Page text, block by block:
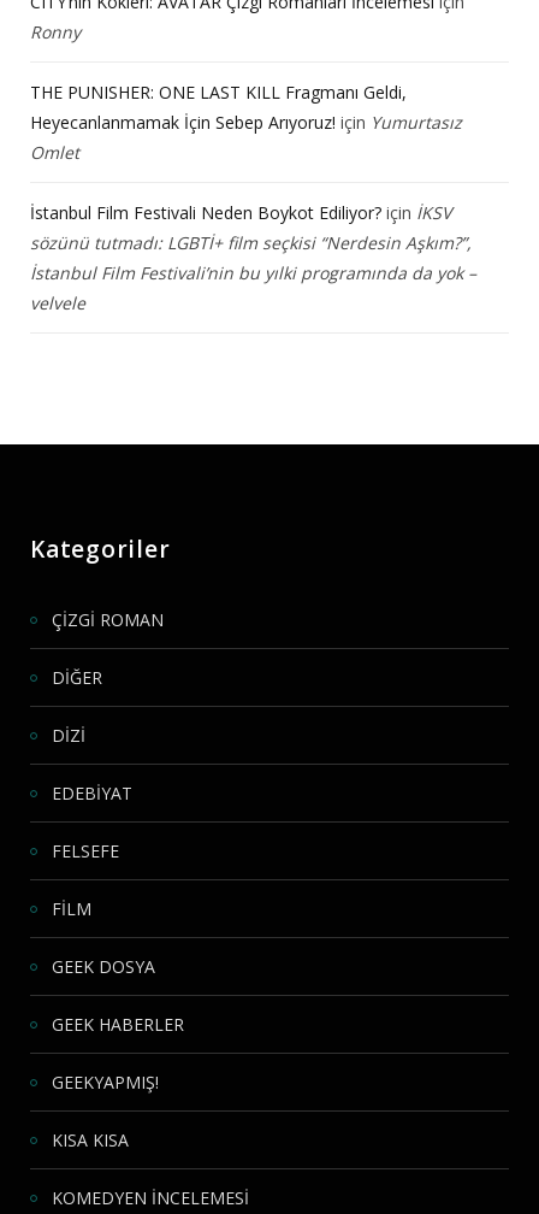
Ronny
THE PUNISHER: ONE LAST KILL Fragmanı Geldi,
Heyecanlanmamak İçin Sebep Arıyoruz! için Yumurtasız
Omlet
İstanbul Film Festivali Neden Boykot Ediliyor? için İKSV
sözünü tutmadı: LGBTİ+ film seçkisi “Nerdesin Aşkım?”,
İstanbul Film Festivali’nin bu yılki programında da yok –
velvele
Kategoriler
ÇİZGİ ROMAN
DİĞER
DİZİ
EDEBİYAT
FELSEFE
FİLM
GEEK DOSYA
GEEK HABERLER
GEEKYAPMIŞ!
KISA KISA
KOMEDYEN İNCELEMESİ